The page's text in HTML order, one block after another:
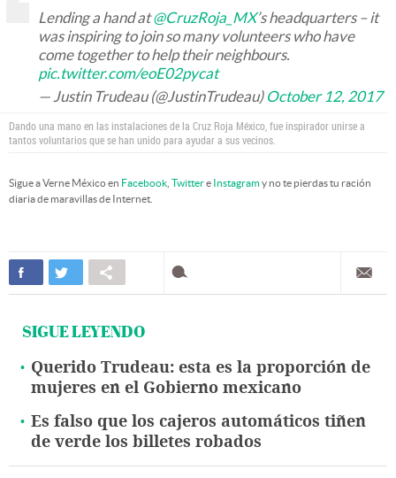
Lending a hand at@CruzRoja_MX’s headquarters – it
was inspiring to join so many volunteers who have
come together to help their neighbours.
pic.twitter.com/eoE02pycat
— Justin Trudeau (@JustinTrudeau) October 12, 2017
Dando una mano en las instalaciones de la Cruz Roja México, fue inspirador unirse a
tantos voluntarios que se han unido para ayudar a sus vecinos.
Sigue a Verne México en Facebook Twittere Instagramy no te pierdas tu ración
diaria de maravillas de Internet.
SIGUE LEYENDO
Querido Trudeau: esta es la proporción de
mujeres en el Gobierno mexicano
Es falso que los cajeros automáticos tiñen
de verde los billetes robados